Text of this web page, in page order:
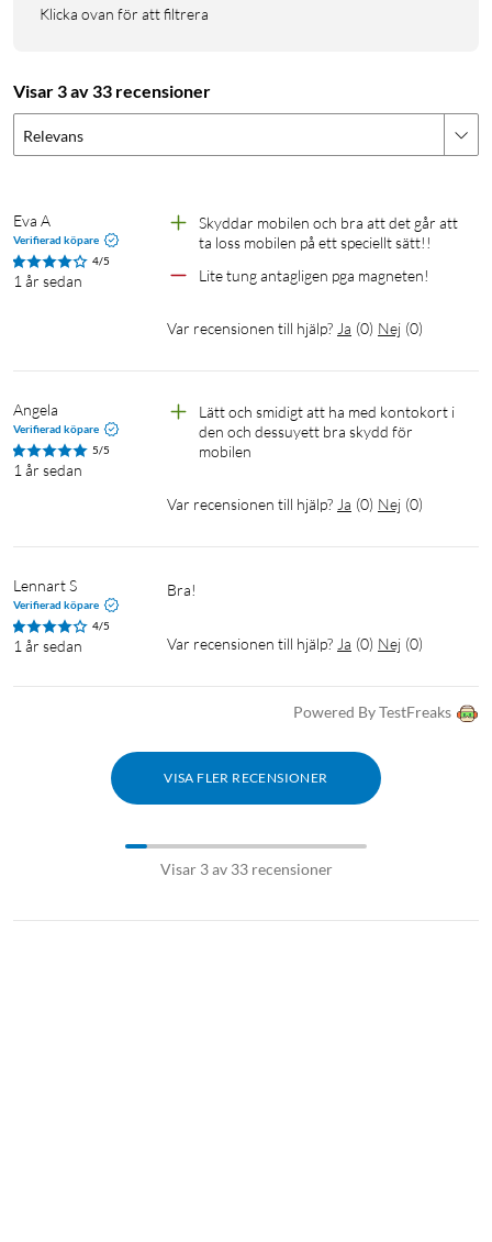
Klicka ovan för att filtrera
Visar 3 av 33 recensioner
Relevans
Eva A
Verifierad köpare
4/5
1 år sedan
Skyddar mobilen och bra att det går att
ta loss mobilen på ett speciellt sätt!!
Lite tung antagligen pga magneten!
Var recensionen till hjälp? Ja (0) Nej (0)
Angela
Verifierad köpare
5/5
1 år sedan
Lätt och smidigt att ha med kontokort i
den och dessuyett bra skydd för
mobilen
Var recensionen till hjälp? Ja (0) Nej (0)
Lennart S
Verifierad köpare
4/5
1 år sedan
Bra!
Var recensionen till hjälp? Ja (0) Nej (0)
Powered By TestFreaks
VISA FLER RECENSIONER
Visar 3 av 33 recensioner